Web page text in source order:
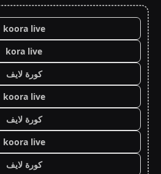
koora live
kora live
كورة لايف
koora live
كورة لايف
koora live
كورة لايف